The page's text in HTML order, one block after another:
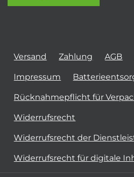
Versand Zahlung AGB
Impressum
Rücknahmepflicht für
Widerrufsrecht
Widerrufsrecht der
Widerrufsrecht für digitale